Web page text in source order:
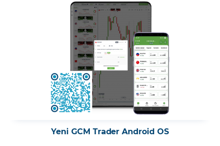
Yeni GCM Trader Android OS